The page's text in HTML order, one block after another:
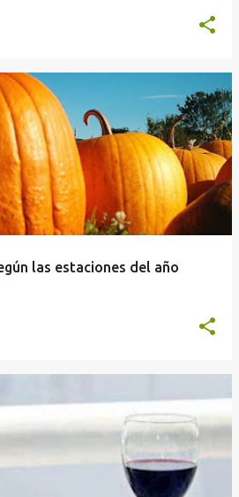
las estaciones del año